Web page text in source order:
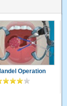
Operation